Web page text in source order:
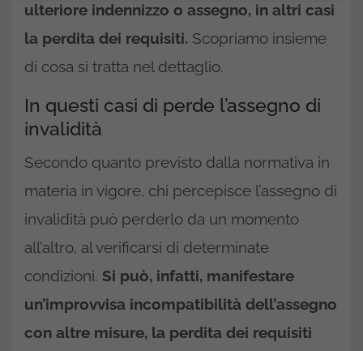
ulteriore indennizzo o assegno, in altri casi
la perdita dei requisiti. Scopriamo insieme
di cosa si tratta nel dettaglio.
In questi casi di perde l’assegno di
invalidità
Secondo quanto previsto dalla normativa in
materia in vigore, chi percepisce l’assegno di
invalidità può perderlo da un momento
all’altro, al verificarsi di determinate
condizioni. Si può, infatti, manifestare
un’improvvisa incompatibilità dell’assegno
con altre misure, la perdita dei requisiti